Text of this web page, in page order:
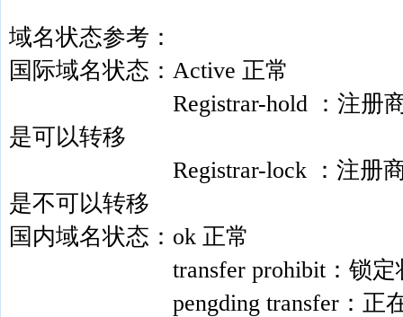
域名状态参考：
国际域名状态：Active 正常
Registrar-hold ：注册商保
是可以转移
Registrar-lock ：注册商锁
是不可以转移
国内域名状态：ok 正常
transfer prohibit：锁定状态
pengding transfer：正在